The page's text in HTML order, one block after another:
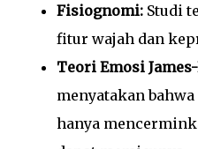
Fisiognomi: Studi
fitur wajah dan
Teori Emosi
menyatakan
hanya